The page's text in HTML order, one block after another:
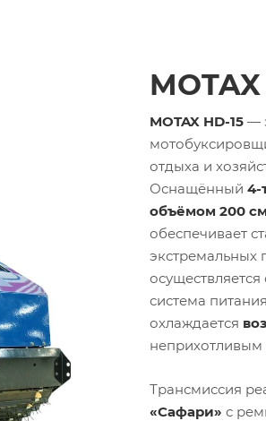
MOTAX HD-15—
отдыха и
Оснащённый 4-
объёмом 200
обеспечивает
экстремальных
система
охлаждается
неприхотливым
Трансмиссия
«Сафари» с